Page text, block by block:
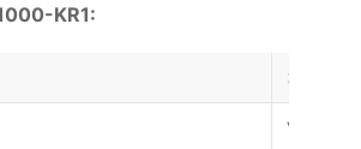
KR1:
VKOPv-